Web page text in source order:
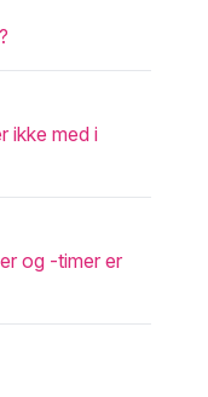
ikke med i
og -timer er